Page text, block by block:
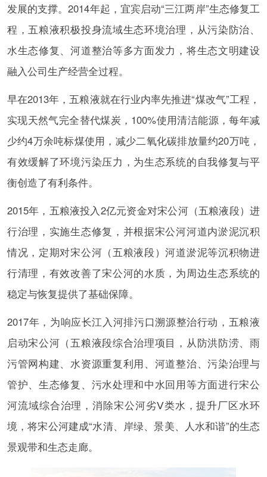
发展的支撑。2014年起，宜宾启动“三江两岸”生态修复工
程，五粮液积极投身流域生态环境治理，从污染防治、
水生态修复、河道整治等多方面发力，将生态文明建设
融入公司生产经营全过程。
早在2013年，五粮液就在行业内率先推进“煤改气”工程，
实现天然气完全替代煤炭，100%使用清洁能源，每年减
少约4万余吨标煤使用，减少二氧化碳排放量约20万吨，
有效缓解了环境污染压力，为生态系统的自我修复与平
衡创造了有利条件。
2015年，五粮液投入2亿元资金对宋公河（五粮液段）进
行治理，实施生态修复，并根据宋公河河道内淤泥沉积
情况，定期对宋公河（五粮液段）河道淤泥等沉积物进
行清理，有效改善了宋公河的水质，为周边生态系统的
稳定与恢复提供了基础保障。
2017年，为响应长江入河排污口溯源整治行动，五粮液
启动宋公河（五粮液段综合治理项目，从防洪防涝、雨
污管网构建、水资源重复利用、河道整治、污染治理与
管护、生态修复、污水处理和中水回用等方面进行宋公
河流域综合治理，消除宋公河劣Ⅴ类水，提升厂区水环
境，将宋公河建成“水清、岸绿、景美、人水和谐”的生态
景观带和生态走廊。